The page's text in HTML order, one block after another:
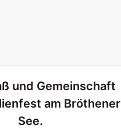
und Gemeinschaft
am Bröthener
See.